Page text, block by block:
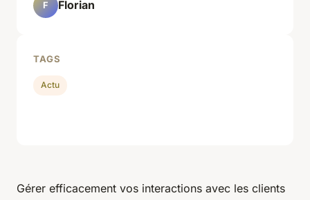
Gérer efficacement vos interactions avec les clients
F Florian
TAGS
Actu